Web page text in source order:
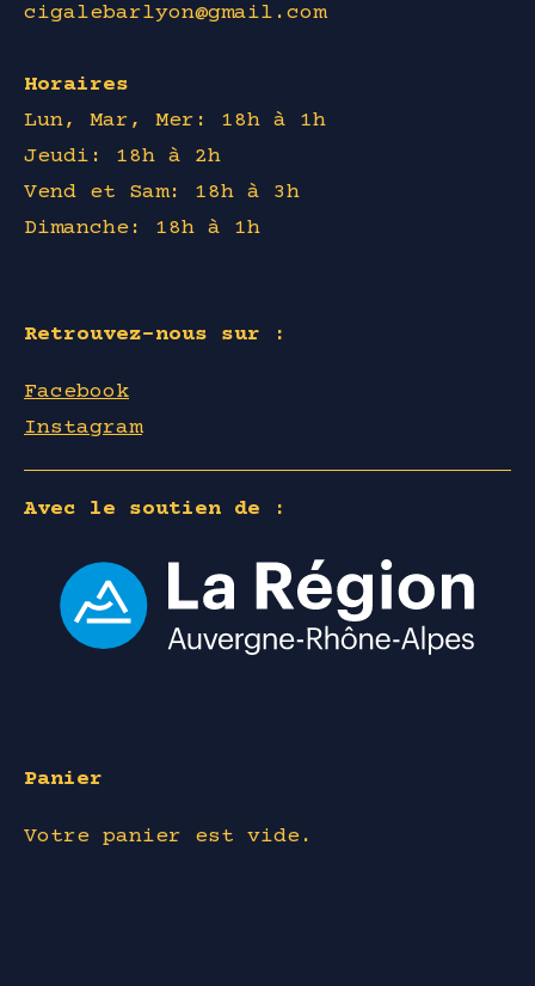
cigalebarlyon@gmail.com
Horaires
Lun, Mar, Mer: 18h à 1h
Jeudi: 18h à 2h
Vend et Sam: 18h à 3h
Dimanche: 18h à 1h
Retrouvez-nous sur :
Facebook
Instagram
Avec le soutien de :
Panier
Votre panier est vide.